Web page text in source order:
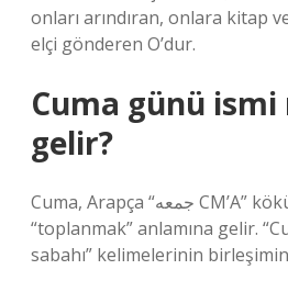
onları arındıran, onlara kitap
elçi gönderen O’dur.
Cuma günü ismi
gelir?
Cuma, Arapça “جمعه CM’A” kökünden gelir ve
“toplanmak” anlamına gelir.
sabahı” kelimelerinin